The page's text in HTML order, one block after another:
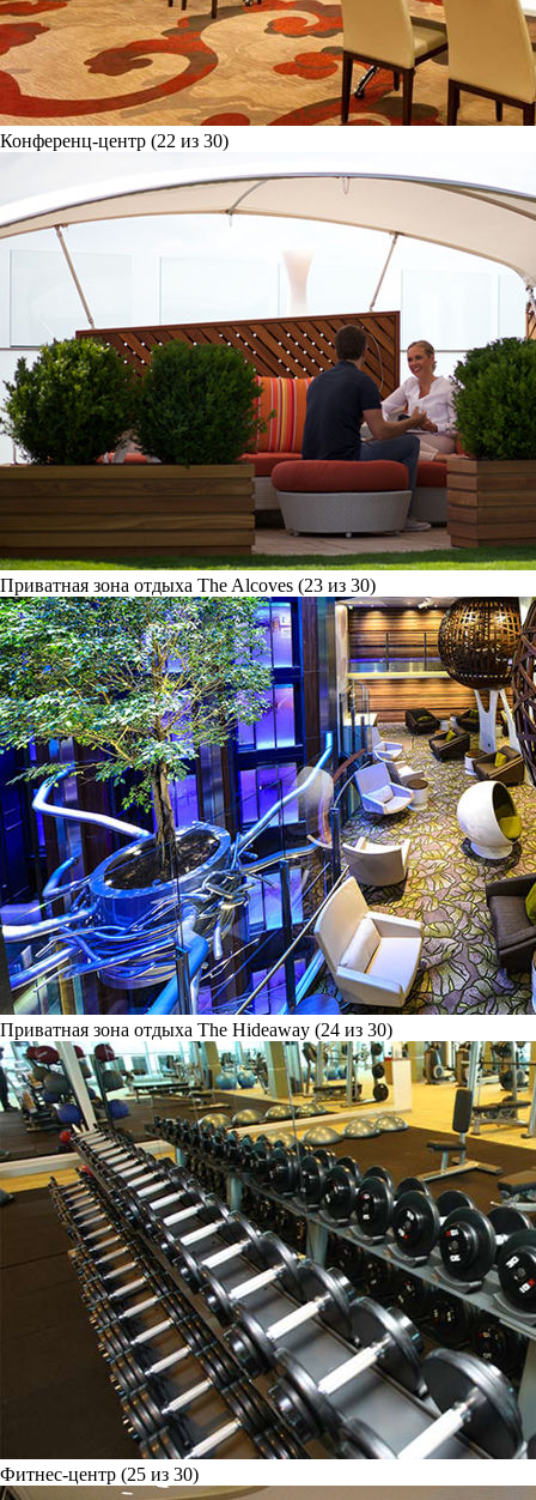
Конференц-центр (22 из 30)
Приватная зона отдыха The Alcoves (23 из 30)
Приватная зона отдыха The Hideaway (24 из 30)
Фитнес-центр (25 из 30)